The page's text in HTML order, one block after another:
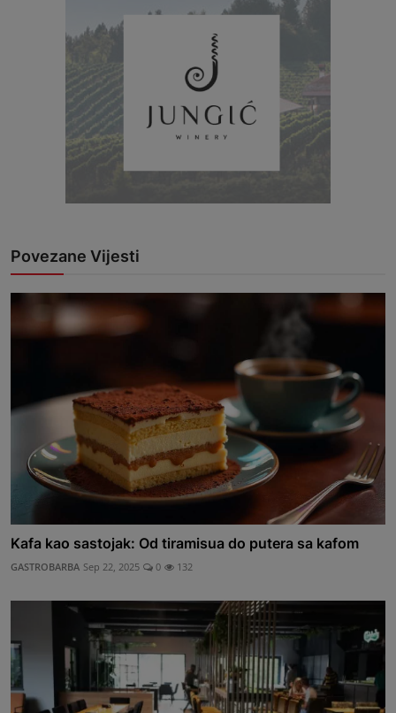
Povezane Vijesti
Kafa kao sastojak: Od tiramisua do putera sa kafom
GASTROBARBA Sep 22, 2025 0 132